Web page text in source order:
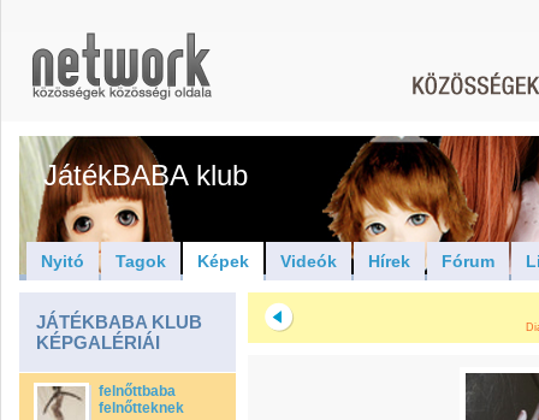
JátékBABA klub
Nyitó Tagok Képek Videók Hírek Fórum
JÁTÉKBABA KLUB
KÉPGALÉRIÁI
felnőttbaba
felnőtteknek